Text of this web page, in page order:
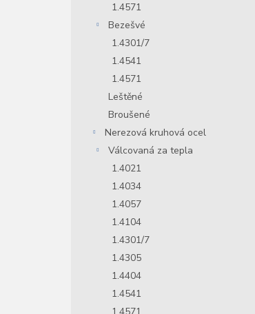
1.4571
Bezešvé
1.4301/7
1.4541
1.4571
Leštěné
Broušené
Nerezová kruhová ocel
Válcovaná za tepla
1.4021
1.4034
1.4057
1.4104
1.4301/7
1.4305
1.4404
1.4541